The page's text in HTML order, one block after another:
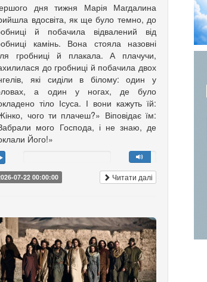
дня тижня Марія Магдалина
вдосвіта, як ще було темно, до
й побачила відвалений від
камінь. Вона стояла назовні
гробниці й плакала. А плачучи,
до гробниці й побачила двох
які сиділи в білому: один у
а один у ногах, де було
тіло Ісуса. І вони кажуть їй:
чого ти плачеш?» Віповідає їм:
мого Господа, і не знаю, де
Його!»
07-22 00:00:00 Читати далі